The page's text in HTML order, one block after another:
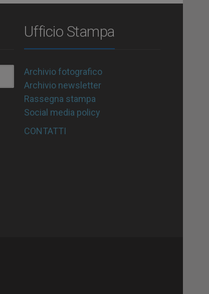
Ufficio Stampa
Archivio fotografico
Archivio newsletter
Rassegna stampa
Social media policy
CONTATTI